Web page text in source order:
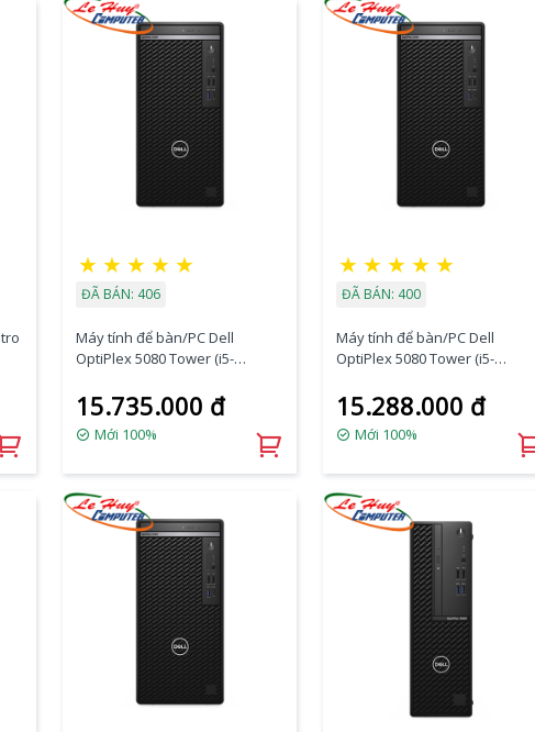
★ ★ ★ ★ ★
ĐÃ BÁN: 406
Máy tính để bàn/PC Dell
OptiPlex 5080 Tower (i5-
SSD/DVDRW/K+M/Ubuntu)
(70228815)
15.735.000 đ
Mới 100%
★ ★ ★ ★ ★
ĐÃ BÁN: 400
Máy tính để bàn/PC Dell
OptiPlex 5080 Tower (i5-
SSD/DVDRW/Wlan/K+M/Ubunt
u) (70228814)
15.288.000 đ
Mới 100%